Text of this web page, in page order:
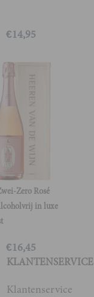
€14,95
Zero Rosé
in luxe
€16,45
KLANTENSERVICE
Klantenservice